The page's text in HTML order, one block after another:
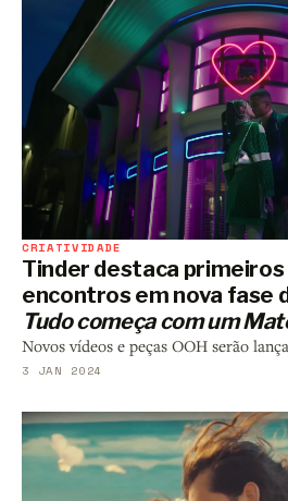
CRIATIVIDADE
Tinder destaca
encontros em nova fase
Tudo começa com um
Novos vídeos e peças OOH serão
3 JAN 2024